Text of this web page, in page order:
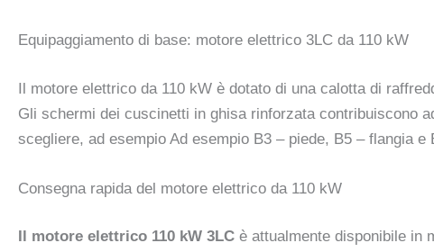
Equipaggiamento di base: motore elettrico 3LC da 110 kW
Il motore elettrico da 110 kW è dotato di una calotta di
Gli schermi dei cuscinetti in ghisa rinforzata contribuiscono
scegliere, ad esempio Ad esempio B3 – piede, B5 – flangia
Consegna rapida del motore elettrico da 110 kW
Il motore elettrico 110 kW 3LC è attualmente disponibile in